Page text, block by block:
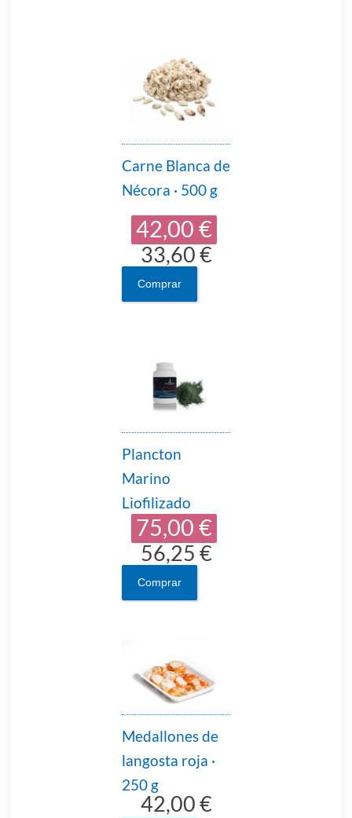
Carne Blanca de
Nécora · 500 g
42,00 €
33,60 €
Comprar
Plancton
Marino
Liofilizado
75,00 €
56,25 €
Comprar
Medallones de
langosta roja ·
250 g
42,00 €